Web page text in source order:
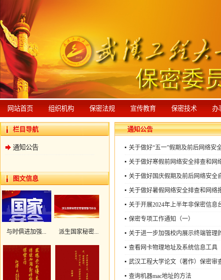
网站首页 组织机构 保密法规 宣传教育 保密技术 办
栏目导航
通知公告
图文信息
与时俱进加强... 派生国家秘密...
通知公告
关于做好“五一”假期及前后网络安
关于做好寒假前网络安全排查和网
关于做好国庆假期及前后网络安全
关于做好暑假网络安全排查和网络
关于开展2024年上半年非保密信息
保密专项工作通知（一）
关于进一步加强校内展示终端管理
查看网卡物理地址及系统信息工具
武汉工程大学论文（著作）保密审
查询机器mac地址的方法